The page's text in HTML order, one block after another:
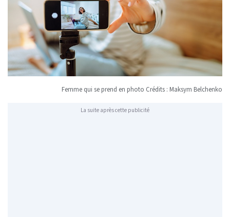
Femme qui se prend en photo Crédits : Maksym Belchenko
La suite après cette publicité